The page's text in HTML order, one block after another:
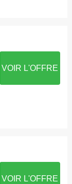
VOIR L'OFFRE
VOIR L'OFFRE